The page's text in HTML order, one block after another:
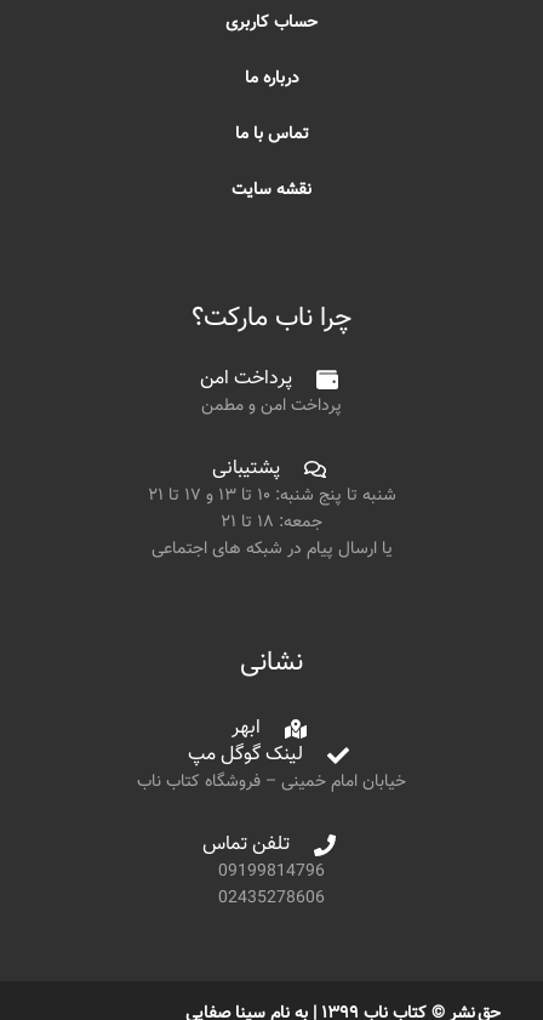
حساب کاربری
درباره ما
تماس با ما
نقشه سایت
چرا ناب مارکت؟
پرداخت امن
پرداخت امن و مطمن
پشتیبانی
شنبه تا پنج شنبه: ۱۰ تا ۱۳ و ۱۷ تا ۲۱
جمعه: ۱۸ تا ۲۱
یا ارسال پیام در شبکه های اجتماعی
نشانی
ابهر
لینک گوگل مپ
خیابان امام خمینی – فروشگاه کتاب ناب
تلفن تماس
09199814796
02435278606
حق نشر © کتاب ناب ۱۳۹۹ | به نام سینا صفایی